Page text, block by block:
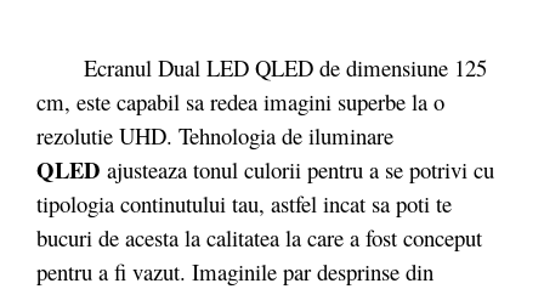
Ecranul Dual LED QLED de dimensiune 125
cm, este capabil sa redea imagini superbe la o
rezolutie UHD. Tehnologia de iluminare
QLED ajusteaza tonul culorii pentru a se potrivi cu
tipologia continutului tau, astfel incat sa poti te
bucuri de acesta la calitatea la care a fost conceput
pentru a fi vazut. Imaginile par desprinse din